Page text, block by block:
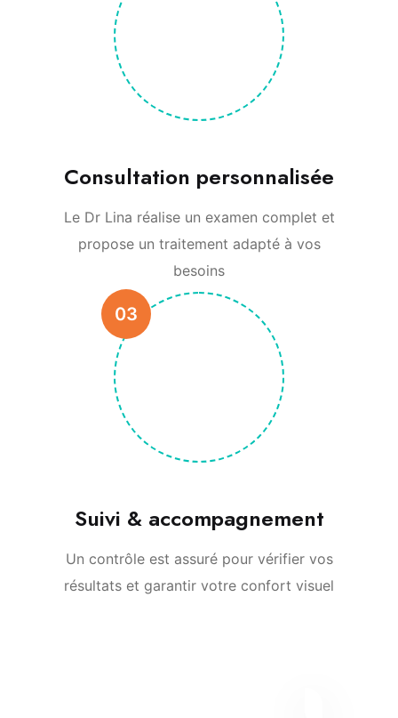
Consultation personnalisée
Le Dr Lina réalise un examen complet et
propose un traitement adapté à vos
besoins
03
Suivi & accompagnement
Un contrôle est assuré pour vérifier vos
résultats et garantir votre confort visuel